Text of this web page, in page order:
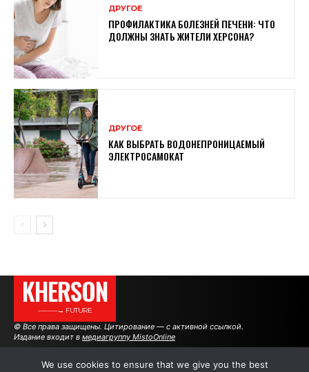
ДРУГОЕ
ПРОФИЛАКТИКА БОЛЕЗНЕЙ ПЕЧЕНИ: ЧТО
ДОЛЖНЫ ЗНАТЬ ЖИТЕЛИ ХЕРСОНА?
ДРУГОЕ
КАК ВЫБРАТЬ ВОДОНЕПРОНИЦАЕМЫЙ
ЭЛЕКТРОСАМОКАТ
KHERSON
———→ FUTURE
© Все права защищены. Цитирование — с активной ссылкой.
Издание входит в медиагруппу MistoOnline
We use cookies to ensure that we give you the best